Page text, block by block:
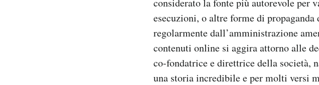
esecuzioni, o altre forme di
regolarmente dall’amministrazione
contenuti online si aggira attorno alle
co-fondatrice e direttrice della società,
una storia incredibile e per molti versi